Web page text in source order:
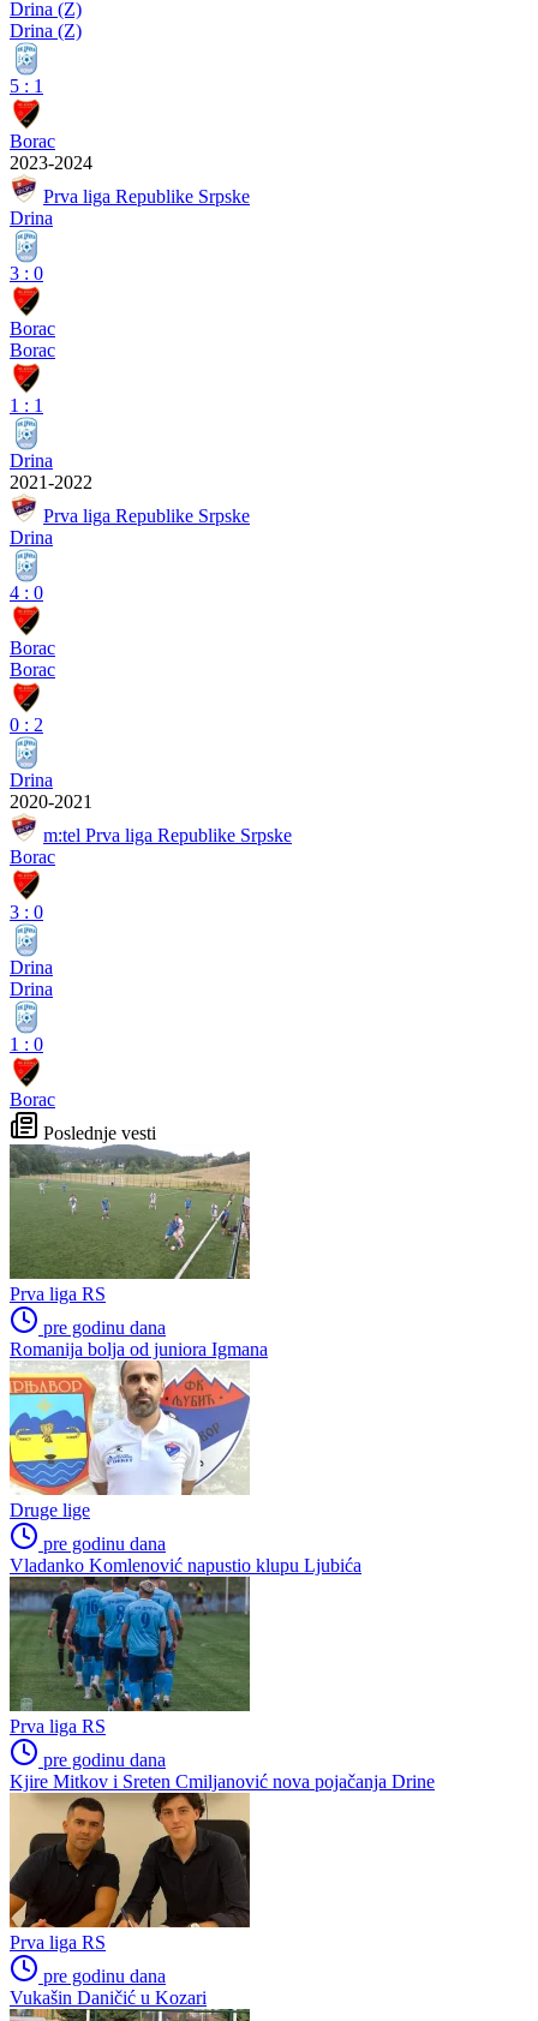
Drina (Z)
Drina (Z)
5 : 1
Borac
2023-2024
Prva liga Republike Srpske
Drina
3 : 0
Borac
Borac
1 : 1
Drina
2021-2022
Prva liga Republike Srpske
Drina
4 : 0
Borac
Borac
0 : 2
Drina
2020-2021
m:tel Prva liga Republike Srpske
Borac
3 : 0
Drina
Drina
1 : 0
Borac
Poslednje vesti
Prva liga RS
pre godinu dana
Romanija bolja od juniora Igmana
Druge lige
pre godinu dana
Vladanko Komlenović napustio klupu Ljubića
Prva liga RS
pre godinu dana
Kjire Mitkov i Sreten Cmiljanović nova pojačanja Drine
Prva liga RS
pre godinu dana
Vukašin Daničić u Kozari